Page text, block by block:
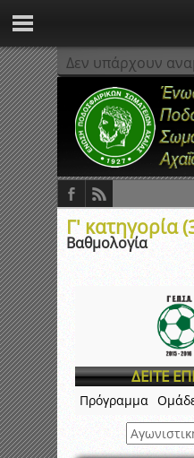
Δεν υπάρχουν
Γ' κατηγορία
Βαθμολογία
ΔΕΙΤΕ
Πρόγραμμα